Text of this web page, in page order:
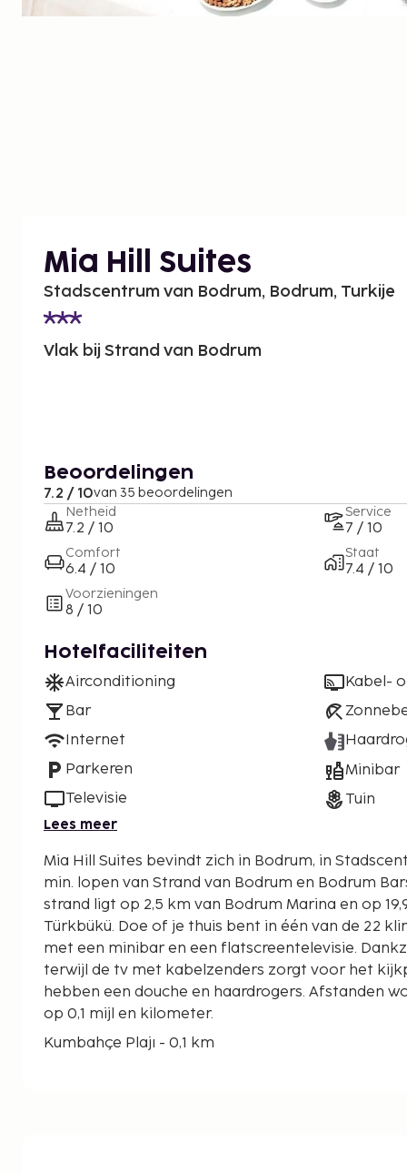
Mia Hill Suites
Stadscentrum van Bodrum, Bodrum, Turkije
Vlak bij Strand van Bodrum
Beoordelingen
7.2 / 10van 35 beoordelingen
Netheid
7.2 / 10
Comfort
6.4 / 10
Voorzieningen
8 / 10
Service
7 / 10
Staat
7.4 / 10
Hotelfaciliteiten
Airconditioning
Bar
Internet
Parkeren
Televisie
Kabel-
Minibar
Tuin
Lees meer
Mia Hill Suites bevindt zich in Bodrum, in
min. lopen van Strand van Bodrum en Bodrum Barstraat. Dit
strand ligt op 2,5 km van Bodrum Marina en op
Türkbükü. Doe of je thuis bent in één van de 22
met een minibar en een flatscreentelevisie.
terwijl de tv met kabelzenders zorgt voor het
hebben een douche en haardrogers. Afstanden
op 0,1 mijl en kilometer.
Kumbahçe Plajı - 0,1 km